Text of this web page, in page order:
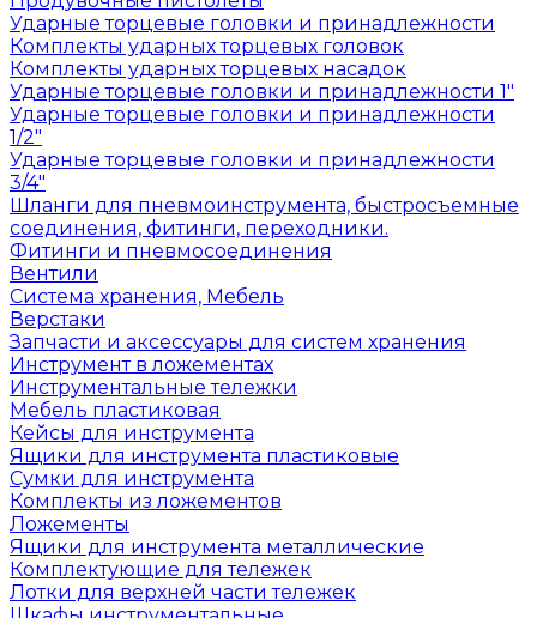
Ударные торцевые головки и принадлежности
Комплекты ударных торцевых головок
Комплекты ударных торцевых насадок
Ударные торцевые головки и принадлежности 1"
Ударные торцевые головки и принадлежности
1/2"
Ударные торцевые головки и принадлежности
3/4"
Шланги для пневмоинструмента, быстросъемные
соединения, фитинги, переходники.
Фитинги и пневмосоединения
Вентили
Система хранения, Мебель
Верстаки
Запчасти и аксессуары для систем хранения
Инструмент в ложементах
Инструментальные тележки
Мебель пластиковая
Кейсы для инструмента
Ящики для инструмента пластиковые
Сумки для инструмента
Комплекты из ложементов
Ложементы
Ящики для инструмента металлические
Комплектующие для тележек
Лотки для верхней части тележек